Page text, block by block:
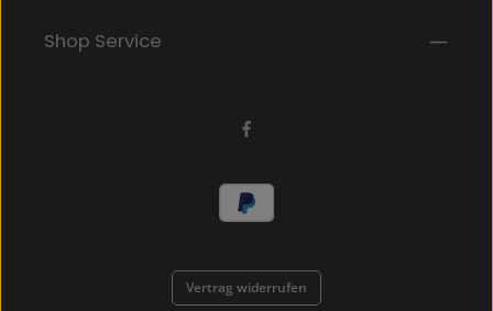
Shop Service
Vertrag widerrufen